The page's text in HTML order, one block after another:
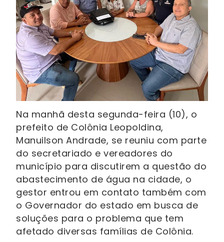
Na manhã desta segunda-feira (10), o
prefeito de Colônia Leopoldina,
Manuilson Andrade, se reuniu com parte
do secretariado e vereadores do
município para discutirem a questão do
abastecimento de água na cidade, o
gestor entrou em contato também com
o Governador do estado em busca de
soluções para o problema que tem
afetado diversas famílias de Colônia.